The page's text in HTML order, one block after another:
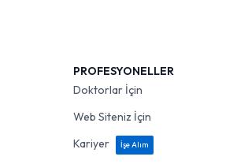
PROFESYONELLER
Doktorlar İçin
Web Siteniz İçin
Kariyer
İşe Alım